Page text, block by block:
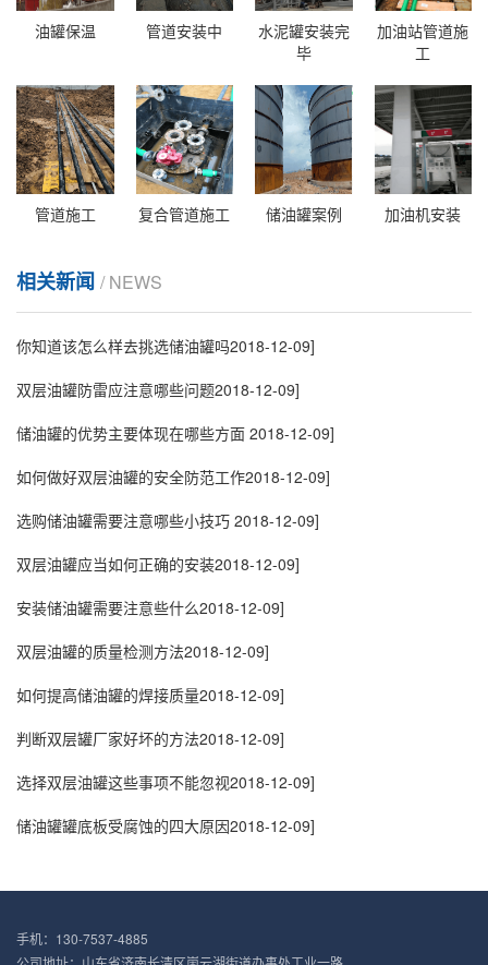
油罐保温 管道安装中
水泥罐安装完
毕
加油站管道施
工
管道施工 复合管道施工 储油罐案例 加油机安装
相关新闻 / NEWS
你知道该怎么样去挑选储油罐吗2018-12-09]
双层油罐防雷应注意哪些问题2018-12-09]
储油罐的优势主要体现在哪些方面 2018-12-09]
如何做好双层油罐的安全防范工作2018-12-09]
选购储油罐需要注意哪些小技巧 2018-12-09]
双层油罐应当如何正确的安装2018-12-09]
安装储油罐需要注意些什么2018-12-09]
双层油罐的质量检测方法2018-12-09]
如何提高储油罐的焊接质量2018-12-09]
判断双层罐厂家好坏的方法2018-12-09]
选择双层油罐这些事项不能忽视2018-12-09]
储油罐罐底板受腐蚀的四大原因2018-12-09]
手机：130-7537-4885